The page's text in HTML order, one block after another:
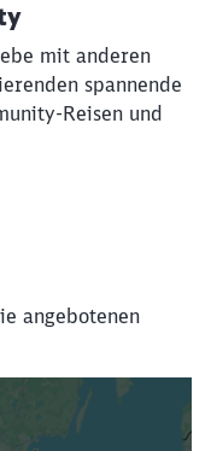
mit anderen
spannende
Reisen und
angebotenen